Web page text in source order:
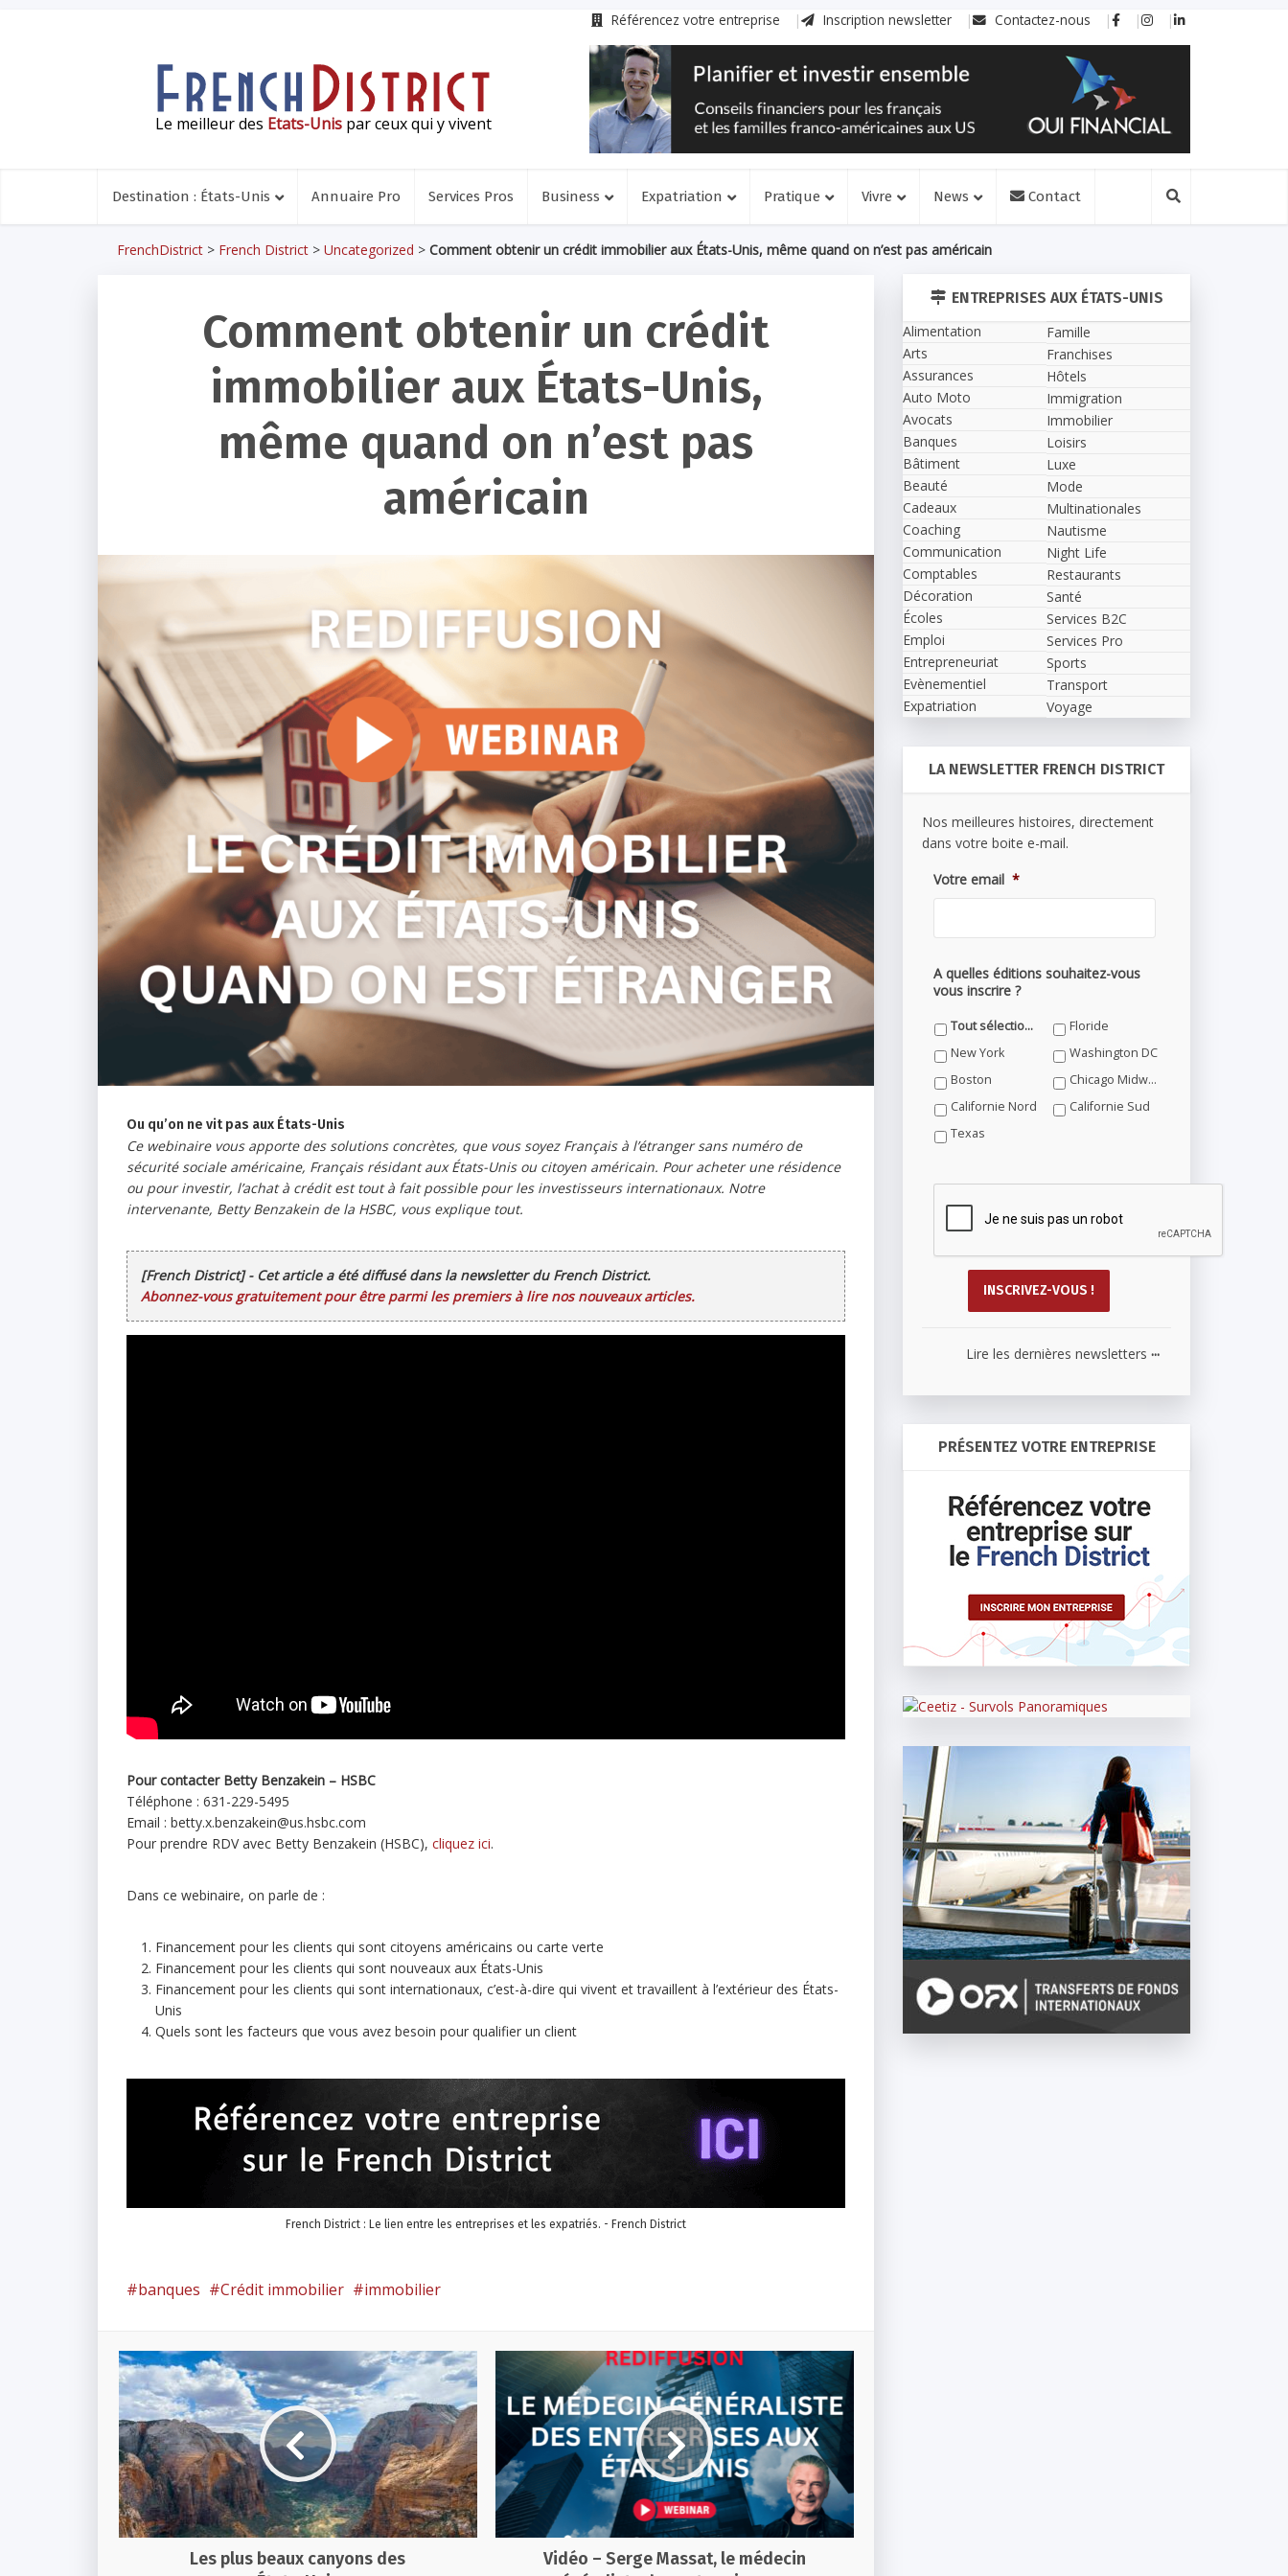
Référencez votre entreprise Inscription newsletter Contactez-nous
Le meilleur des Etats-Unis par ceux qui y vivent
Destination : États-Unis Annuaire Pro Services Pros Business Expatriation Pratique Vivre News Contact
FrenchDistrict > French District > Uncategorized > Comment obtenir un crédit immobilier aux États-Unis, même quand on n’est pas américain
Comment obtenir un crédit
immobilier aux États-Unis,
même quand on n’est pas
américain
Ou qu’on ne vit pas aux États-Unis
Ce webinaire vous apporte des solutions concrètes, que vous soyez Français à l’étranger sans numéro de
sécurité sociale américaine, Français résidant aux États-Unis ou citoyen américain. Pour acheter une résidence
ou pour investir, l’achat à crédit est tout à fait possible pour les investisseurs internationaux. Notre
intervenante, Betty Benzakein de la HSBC, vous explique tout.
[French District] - Cet article a été diffusé dans la newsletter du French District.
Abonnez-vous gratuitement pour être parmi les premiers à lire nos nouveaux articles.
Pour contacter Betty Benzakein – HSBC
Téléphone : 631-229-5495
Email : betty.x.benzakein@us.hsbc.com
Pour prendre RDV avec Betty Benzakein (HSBC), cliquez ici.
Dans ce webinaire, on parle de :
Financement pour les clients qui sont citoyens américains ou carte verte
Financement pour les clients qui sont nouveaux aux États-Unis
Financement pour les clients qui sont internationaux, c’est-à-dire qui vivent et travaillent à l’extérieur des États-
Unis
Quels sont les facteurs que vous avez besoin pour qualifier un client
French District : Le lien entre les entreprises et les expatriés. - French District
banques Crédit immobilier immobilier
Les plus beaux canyons des
Vidéo – Serge Massat, le médecin
ENTREPRISES AUX ÉTATS-UNIS
Alimentation
Arts
Assurances
Auto Moto
Avocats
Banques
Bâtiment
Beauté
Cadeaux
Coaching
Communication
Comptables
Décoration
Écoles
Emploi
Entrepreneuriat
Evènementiel
Expatriation
Famille
Franchises
Hôtels
Immigration
Immobilier
Loisirs
Luxe
Mode
Multinationales
Nautisme
Night Life
Restaurants
Santé
Services B2C
Services Pro
Sports
Transport
Voyage
LA NEWSLETTER FRENCH DISTRICT
Nos meilleures histoires, directement
dans votre boite e-mail.
Votre email *
A quelles éditions souhaitez-vous
vous inscrire ?
Tout sélectionner
Floride
New York
Washington DC
Boston
Chicago Midwest
Californie Nord
Californie Sud
Texas
Lire les dernières newsletters ...
PRÉSENTEZ VOTRE ENTREPRISE